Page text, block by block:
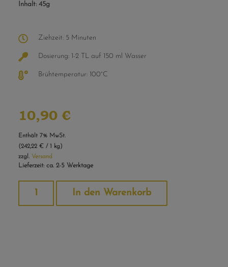
Inhalt: 45g
Ziehzeit: 5 Minuten
Dosierung: 1-2 TL auf 150 ml Wasser
Brühtemperatur: 100°C
10,90 €
Enthält 7% MwSt.
(242,22 € / 1 kg)
zzgl. Versand
Lieferzeit: ca. 2-5 Werktage
In den Warenkorb